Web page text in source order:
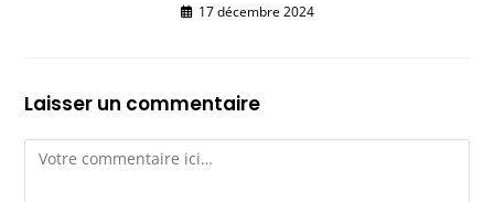
17 décembre 2024
Laisser un commentaire